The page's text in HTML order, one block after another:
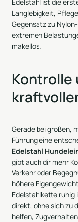
Edelstahl ist die
Langlebigkeit,
Gegensatz zu
extremen
makellos.
Kontrolle
Gerade bei großen,
Führung eine
Edelstahl
gibt auch dir mehr
Verkehr oder
höhere
Edelstahlkette ruhig
direkt, ohne sich zu
helfen,